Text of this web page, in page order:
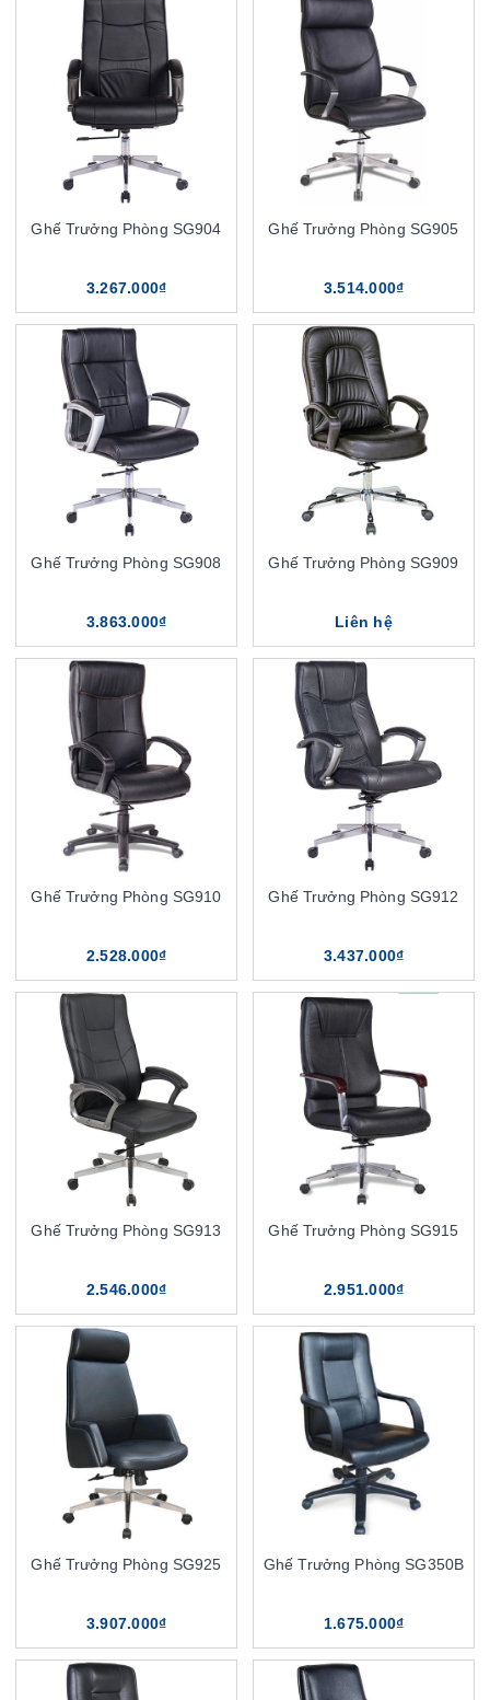
Ghế Trưởng Phòng SG904
3.267.000₫
Ghế Trưởng Phòng SG905
3.514.000₫
Ghế Trưởng Phòng SG908
3.863.000₫
Ghế Trưởng Phòng SG909
Liên hệ
Ghế Trưởng Phòng SG910
2.528.000₫
Ghế Trưởng Phòng SG912
3.437.000₫
Ghế Trưởng Phòng SG913
2.546.000₫
Ghế Trưởng Phòng SG915
2.951.000₫
Ghế Trưởng Phòng SG925
3.907.000₫
Ghế Trưởng Phòng SG350B
1.675.000₫